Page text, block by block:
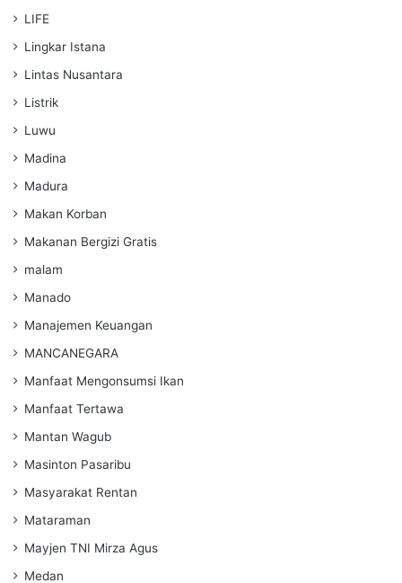
LIFE
Lingkar Istana
Lintas Nusantara
Listrik
Luwu
Madina
Madura
Makan Korban
Makanan Bergizi Gratis
malam
Manado
Manajemen Keuangan
MANCANEGARA
Manfaat Mengonsumsi Ikan
Manfaat Tertawa
Mantan Wagub
Masinton Pasaribu
Masyarakat Rentan
Mataraman
Mayjen TNI Mirza Agus
Medan